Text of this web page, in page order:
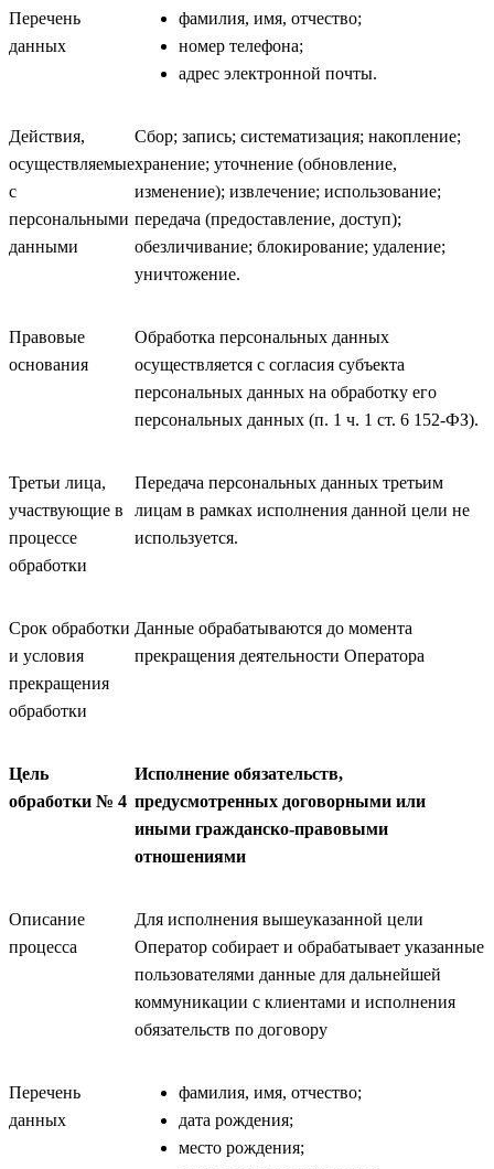
Перечень
данных
фамилия, имя, отчество;
номер телефона;
адрес электронной почты.
Действия,
осуществляемые
с
персональными
данными
Сбор; запись; систематизация; накопление;
хранение; уточнение (обновление,
изменение); извлечение; использование;
передача (предоставление, доступ);
обезличивание; блокирование; удаление;
уничтожение.
Правовые
основания
Обработка персональных данных
осуществляется с согласия субъекта
персональных данных на обработку его
персональных данных (п. 1 ч. 1 ст. 6 152-ФЗ).
Третьи лица,
участвующие в
процессе
обработки
Передача персональных данных третьим
лицам в рамках исполнения данной цели не
используется.
Срок обработки
и условия
прекращения
обработки
Данные обрабатываются до момента
прекращения деятельности Оператора
Цель
обработки № 4
Исполнение обязательств,
предусмотренных договорными или
иными гражданско-правовыми
отношениями
Описание
процесса
Для исполнения вышеуказанной цели
Оператор собирает и обрабатывает указанные
пользователями данные для дальнейшей
коммуникации с клиентами и исполнения
обязательств по договору
Перечень
данных
фамилия, имя, отчество;
дата рождения;
место рождения;